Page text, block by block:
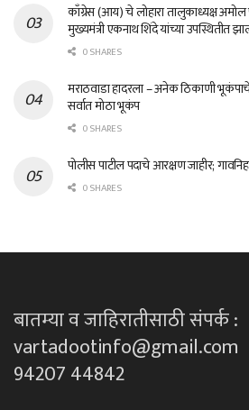
काँग्रेस (आय) चे लोहारा तालुकाध्यक्ष अमोल
मुख्यमंत्री एकनाथ शिंदे यांच्या उपस्थितीत
0 SHARES
मराठवाडा हादरला – अनेक ठिकाणी
सर्वात मोठा भूकंप
0 SHARES
पोलीस पाटील पदाचे आरक्षण जाहीर;
0 SHARES
बातम्या व जाहिरातीसाठी संपर्क :
vartadootinfo@gmail.com
94207 44842